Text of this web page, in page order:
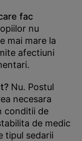
fac
nu
mai mare la
afectiuni
Nu. Postul
necesara
conditii de
de medic
tipul sedarii